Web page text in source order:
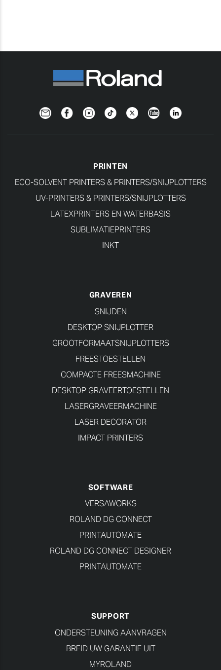
NewsletterFacebookInstagramTikTokTwitterYouTubeLinkedin
PRINTEN
ECO-SOLVENT PRINTERS & PRINTERS/SNIJPLOTTERS
UV-PRINTERS & PRINTERS/SNIJPLOTTERS
LATEXPRINTERS EN WATERBASIS
SUBLIMATIEPRINTERS
INKT
GRAVEREN
SNIJDEN
DESKTOP SNIJPLOTTER
GROOTFORMAATSNIJPLOTTERS
FREESTOESTELLEN
COMPACTE FREESMACHINE
DESKTOP GRAVEERTOESTELLEN
LASERGRAVEERMACHINE
LASER DECORATOR
IMPACT PRINTERS
SOFTWARE
VERSAWORKS
ROLAND DG CONNECT
PRINTAUTOMATE
ROLAND DG CONNECT DESIGNER
PRINTAUTOMATE
SUPPORT
ONDERSTEUNING AANVRAGEN
BREID UW GARANTIE UIT
MYROLAND